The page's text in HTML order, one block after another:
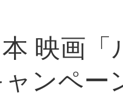
映画
ンペー